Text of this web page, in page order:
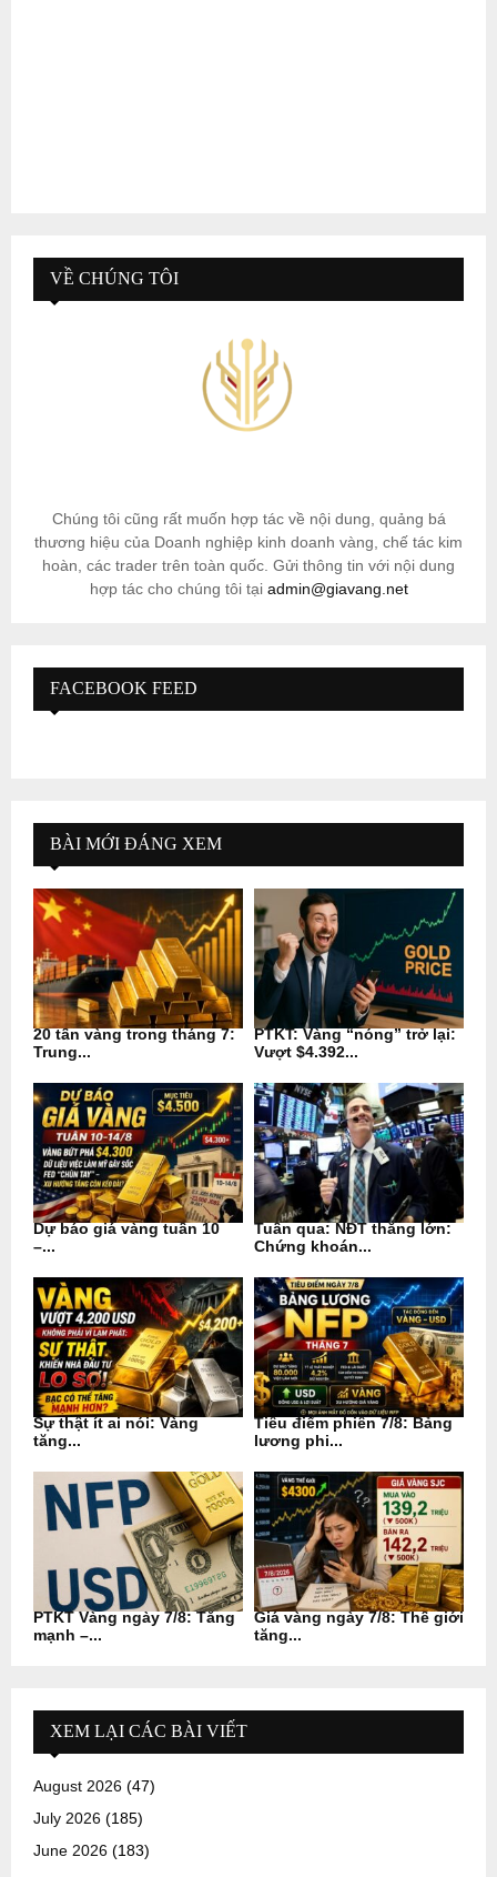
VỀ CHÚNG TÔI
Chúng tôi cũng rất muốn hợp tác về nội dung, quảng bá
thương hiệu của Doanh nghiệp kinh doanh vàng, chế tác kim
hoàn, các trader trên toàn quốc. Gửi thông tin với nội dung
hợp tác cho chúng tôi tại admin@giavang.net
FACEBOOK FEED
BÀI MỚI ĐÁNG XEM
20 tấn vàng trong tháng 7:
Trung...
PTKT: Vàng “nóng” trở lại:
Vượt $4.392...
Dự báo giá vàng tuần 10
–...
Tuần qua: NĐT thắng lớn:
Chứng khoán...
Sự thật ít ai nói: Vàng
tăng...
Tiêu điểm phiên 7/8: Bảng
lương phi...
PTKT Vàng ngày 7/8: Tăng
mạnh –...
Giá vàng ngày 7/8: Thế giới
tăng...
XEM LẠI CÁC BÀI VIẾT
August 2026 (47)
July 2026 (185)
June 2026 (183)